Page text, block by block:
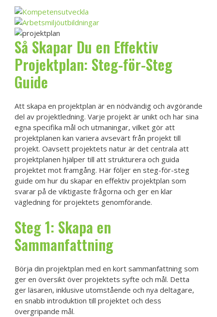
Så Skapar Du en Effektiv
Projektplan: Steg-för-Steg
Guide
Att skapa en projektplan är en nödvändig och avgörande
del av projektledning. Varje projekt är unikt och har sina
egna specifika mål och utmaningar, vilket gör att
projektplanen kan variera avsevärt från projekt till
projekt. Oavsett projektets natur är det centrala att
projektplanen hjälper till att strukturera och guida
projektet mot framgång. Här följer en steg-för-steg
guide om hur du skapar en effektiv projektplan som
svarar på de viktigaste frågorna och ger en klar
vägledning för projektets genomförande.
Steg 1: Skapa en
Sammanfattning
Börja din projektplan med en kort sammanfattning som
ger en översikt över projektets syfte och mål. Detta
ger läsaren, inklusive utomstående och nya deltagare,
en snabb introduktion till projektet och dess
övergripande mål.